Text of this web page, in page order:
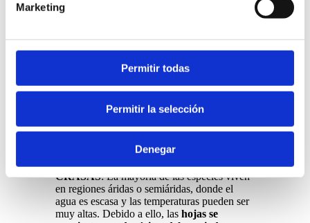
Marketing
Permitir todas
Permitir la selección
Denegar
CRASAS: La mayoría de las especies viven
en regiones áridas o semiáridas, donde el
agua es escasa y las temperaturas pueden ser
muy altas. Debido a ello, las hojas se